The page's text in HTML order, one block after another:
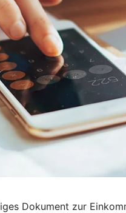
Dokument zur